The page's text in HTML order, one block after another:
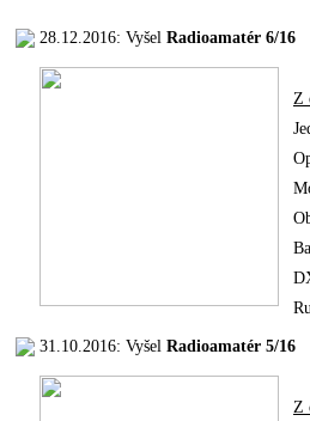
28.12.2016: Vyšel Radioamatér 6/16
Z
31.10.2016: Vyšel Radioamatér 5/16
Z